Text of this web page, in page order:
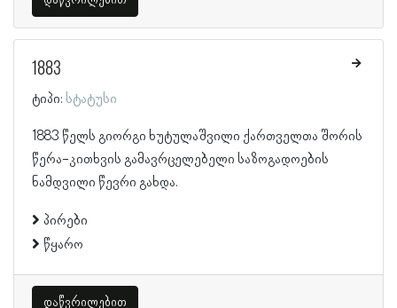
1883
ტიპი: სტატუსი
1883 წელს გიორგი ხუტულაშვილი ქართველთა შორის
წერა-კითხვის გამავრცელებელი საზოგადოების
ნამდვილი წევრი გახდა.
პირები
წყარო
დაწვრილებით